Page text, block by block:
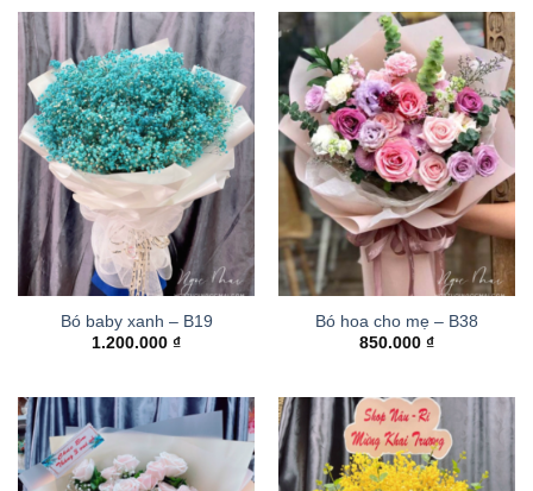
Bó baby xanh – B19
1.200.000 ₫
Bó hoa cho mẹ – B38
850.000 ₫